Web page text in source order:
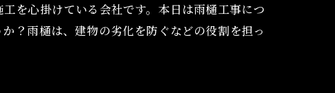
を心掛けている会社です。本日は雨樋工事につ
？雨樋は、建物の劣化を防ぐなどの役割を担っ